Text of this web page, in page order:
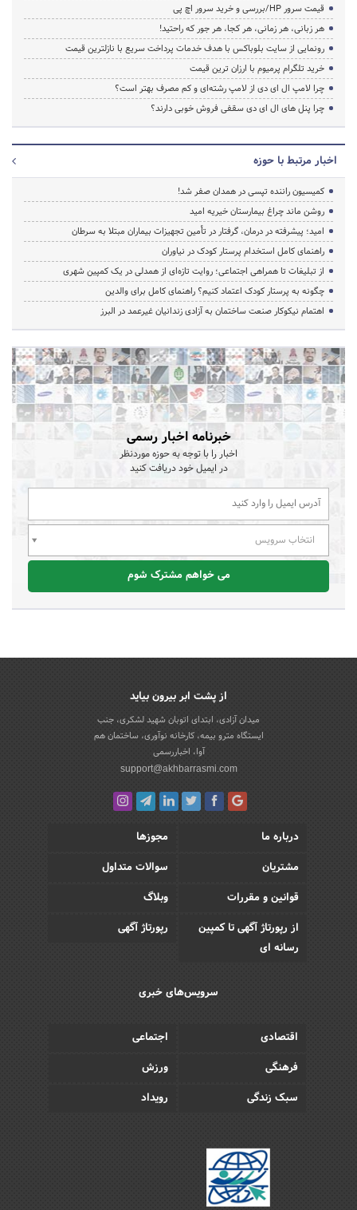
قیمت سرور HP/بررسی و خرید سرور اچ پی
هر زبانی، هر زمانی، هر کجا، هر جور که راحتید!
رونمایی از سایت بلوباکس با هدف خدمات پرداخت سریع با نازلترین قیمت
خرید تلگرام پرمیوم با ارزان ترین قیمت
چرا لامپ ال ای دی از لامپ رشته‌ای و کم مصرف بهتر است؟
چرا پنل های ال ای دی سقفی فروش خوبی دارند؟
اخبار مرتبط با حوزه
کمیسیون راننده تپسی در همدان صفر شد!
روشن ماند چراغ بیمارستان خیریه امید
امید؛ پیشرفته در درمان، گرفتار در تأمین تجهیزات بیماران مبتلا به سرطان
راهنمای کامل استخدام پرستار کودک در نیاوران
از تبلیغات تا همراهی اجتماعی؛ روایت تازه‌ای از همدلی در یک کمپین شهری
چگونه به پرستار کودک اعتماد کنیم؟ راهنمای کامل برای والدین
اهتمام نیکوکار صنعت ساختمان به آزادی زندانیان غیرعمد در البرز
خبرنامه اخبار رسمی
اخبار را با توجه به حوزه موردنظر
در ایمیل خود دریافت کنید
انتخاب سرویس
می خواهم مشترک شوم
از پشت ابر بیرون بیاید
میدان آزادی، ابتدای اتوبان شهید لشکری، جنب
ایستگاه مترو بیمه، کارخانه نوآوری، ساختمان هم
آوا، اخباررسمی
support@akhbarrasmi.com
درباره ما
مجوزها
مشتریان
سوالات متداول
قوانین و مقررات
وبلاگ
از رپورتاژ آگهی تا کمپین
رسانه ای
رپورتاژ آگهی
سرویس‌های خبری
اقتصادی
اجتماعی
فرهنگی
ورزش
سبک زندگی
رویداد